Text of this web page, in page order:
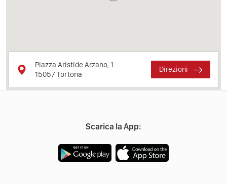
Piazza Aristide Arzano, 1
15057 Tortona
Direzioni
Scarica la App: